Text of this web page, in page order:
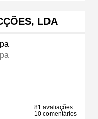
LDA
81 avaliações
10 comentários